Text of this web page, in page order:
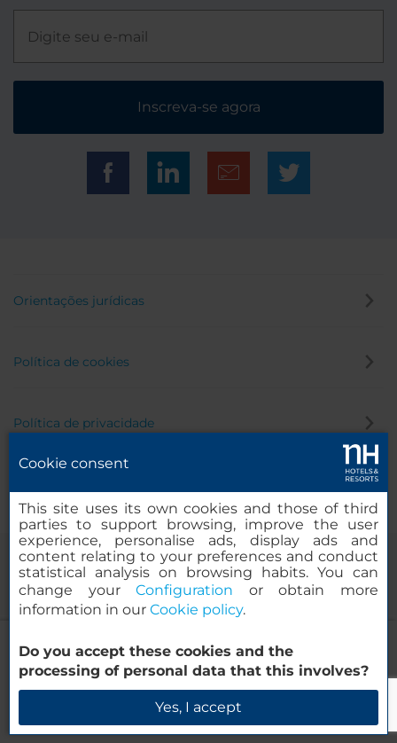
NH Lyon Airport
Verificar disponibilidade
Inscreva-se agora
Orientações jurídicas
Política de cookies
Política de privacidade
© 2000-2026 MINOR HOTELS EUROPE & AMERICAS Santa Engracia
120. 28003 Madrid, Espanha
Cookie consent
This site uses its own cookies and those of third
parties to support browsing, improve the user
experience, personalise ads, display ads and
content relating to your preferences and conduct
statistical analysis on browsing habits. You can
change yourConfiguration or obtain more
information in our Cookie policy.
Do you accept these cookies and the
processing of personal data that this involves?
Yes, I accept